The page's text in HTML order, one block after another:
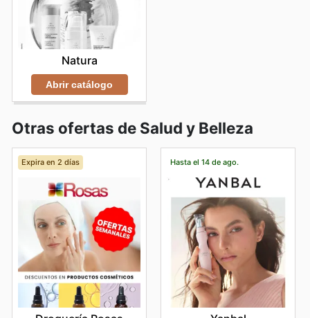
Natura
Abrir catálogo
Otras ofertas de Salud y Belleza
Expira en 2 días Hasta el 14 de ago.